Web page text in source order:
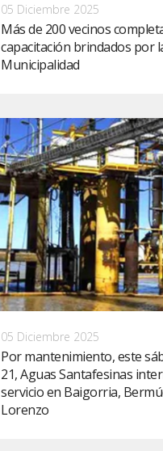
05 Diciembre 2025
Más de 200 vecinos
capacitación brindados por
Municipalidad
05 Diciembre 2025
Por mantenimiento, este
21, Aguas Santafesinas
servicio en Baigorria,
Lorenzo